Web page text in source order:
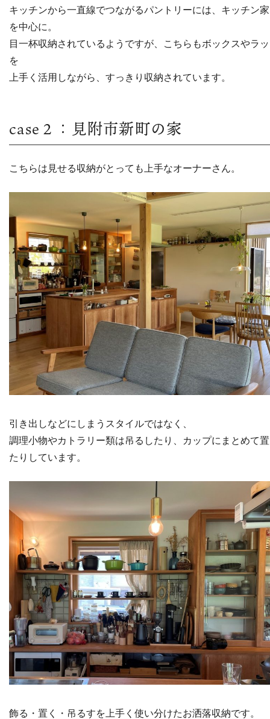
キッチンから一直線でつながるパントリーには、キッチン
を中心に。
目一杯収納されているようですが、こちらもボックスやラ
を
上手く活用しながら、すっきり収納されています。
case２：見附市新町の家
こちらは見せる収納がとっても上手なオーナーさん。
引き出しなどにしまうスタイルではなく、
調理小物やカトラリー類は吊るしたり、カップにまとめて
たりしています。
飾る・置く・吊るすを上手く使い分けたお洒落収納です。